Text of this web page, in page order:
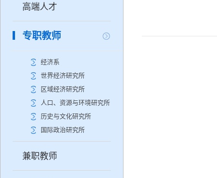
高端人才
专职教师
经济系
世界经济研究所
区域经济研究所
人口、资源与环境研究所
历史与文化研究所
国际政治研究所
兼职教师